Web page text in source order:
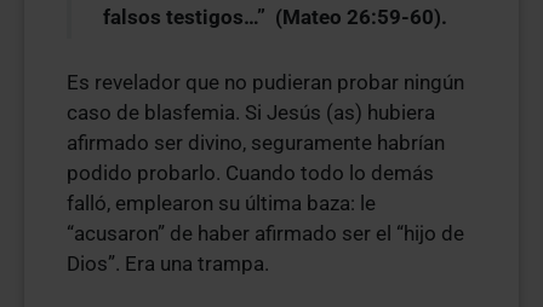
falsos testigos…” (Mateo 26:59-60).
Es revelador que no pudieran probar ningún
caso de blasfemia. Si Jesús (as) hubiera
afirmado ser divino, seguramente habrían
podido probarlo. Cuando todo lo demás
falló, emplearon su última baza: le
“acusaron” de haber afirmado ser el “hijo de
Dios”. Era una trampa.